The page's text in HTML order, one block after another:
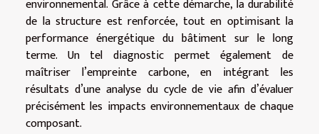
environnemental. Grâce à cette démarche, la durabilité
de la structure est renforcée, tout en optimisant la
performance énergétique du bâtiment sur le long
terme. Un tel diagnostic permet également de
maîtriser l’empreinte carbone, en intégrant les
résultats d’une analyse du cycle de vie afin d’évaluer
précisément les impacts environnementaux de chaque
composant.